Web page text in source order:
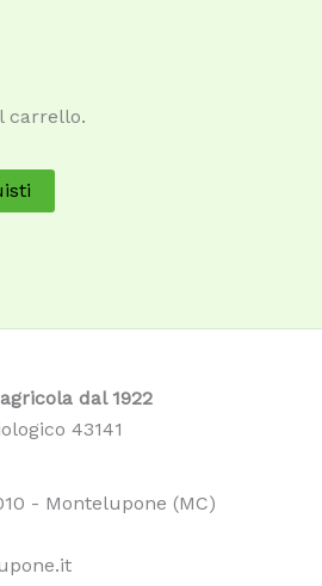
carrello.
dal 1922
43141
- Montelupone (MC)